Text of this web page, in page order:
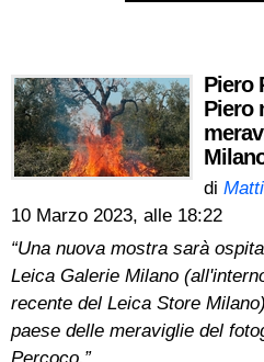
Piero
Piero
di
10 Marzo 2023, alle 18:22
“Una nuova mostra sarà
Leica Galerie Milano
recente del Leica Store
paese delle meraviglie del